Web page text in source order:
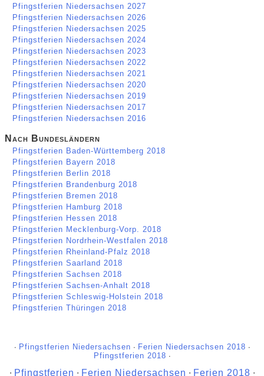
Pfingstferien Niedersachsen 2027
Pfingstferien Niedersachsen 2026
Pfingstferien Niedersachsen 2025
Pfingstferien Niedersachsen 2024
Pfingstferien Niedersachsen 2023
Pfingstferien Niedersachsen 2022
Pfingstferien Niedersachsen 2021
Pfingstferien Niedersachsen 2020
Pfingstferien Niedersachsen 2019
Pfingstferien Niedersachsen 2017
Pfingstferien Niedersachsen 2016
Nach Bundesländern
Pfingstferien Baden-Württemberg 2018
Pfingstferien Bayern 2018
Pfingstferien Berlin 2018
Pfingstferien Brandenburg 2018
Pfingstferien Bremen 2018
Pfingstferien Hamburg 2018
Pfingstferien Hessen 2018
Pfingstferien Mecklenburg-Vorp. 2018
Pfingstferien Nordrhein-Westfalen 2018
Pfingstferien Rheinland-Pfalz 2018
Pfingstferien Saarland 2018
Pfingstferien Sachsen 2018
Pfingstferien Sachsen-Anhalt 2018
Pfingstferien Schleswig-Holstein 2018
Pfingstferien Thüringen 2018
∙ Pfingstferien Niedersachsen ∙ Ferien Niedersachsen 2018 ∙
Pfingstferien 2018 ∙
∙ Pfingstferien ∙ Ferien Niedersachsen ∙ Ferien 2018 ∙